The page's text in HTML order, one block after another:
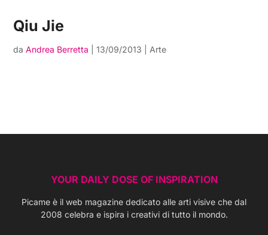
Qiu Jie
daAndrea Berretta |13/09/2013 Arte
YOUR DAILY DOSE OF INSPIRATION
Picame è il web magazine dedicato alle arti visive che dal
2008 celebra e ispira i creativi di tutto il mondo.